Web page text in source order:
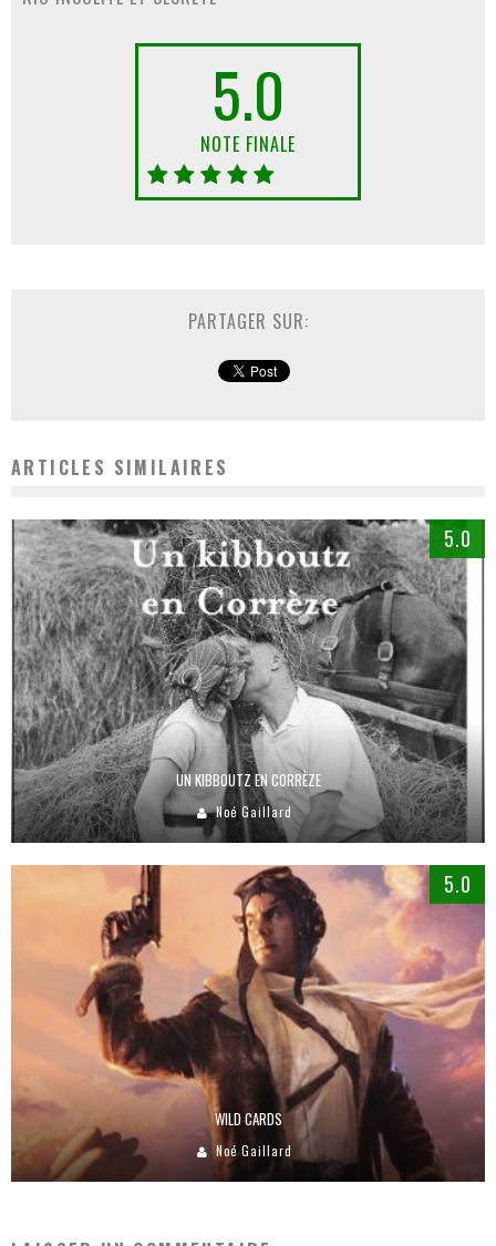
5.0
NOTE FINALE
PARTAGER SUR:
ARTICLES SIMILAIRES
5.0
UN KIBBOUTZ EN CORRÈZE
Noé Gaillard
5.0
WILD CARDS
Noé Gaillard